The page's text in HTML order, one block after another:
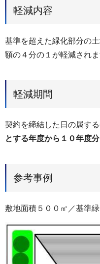
軽減内容
基準を超えた緑化部分の
額の４分の１が軽減されま
軽減期間
契約を締結した日の属す
とする年度から１０年度分
参考事例
敷地面積５００㎡／基準